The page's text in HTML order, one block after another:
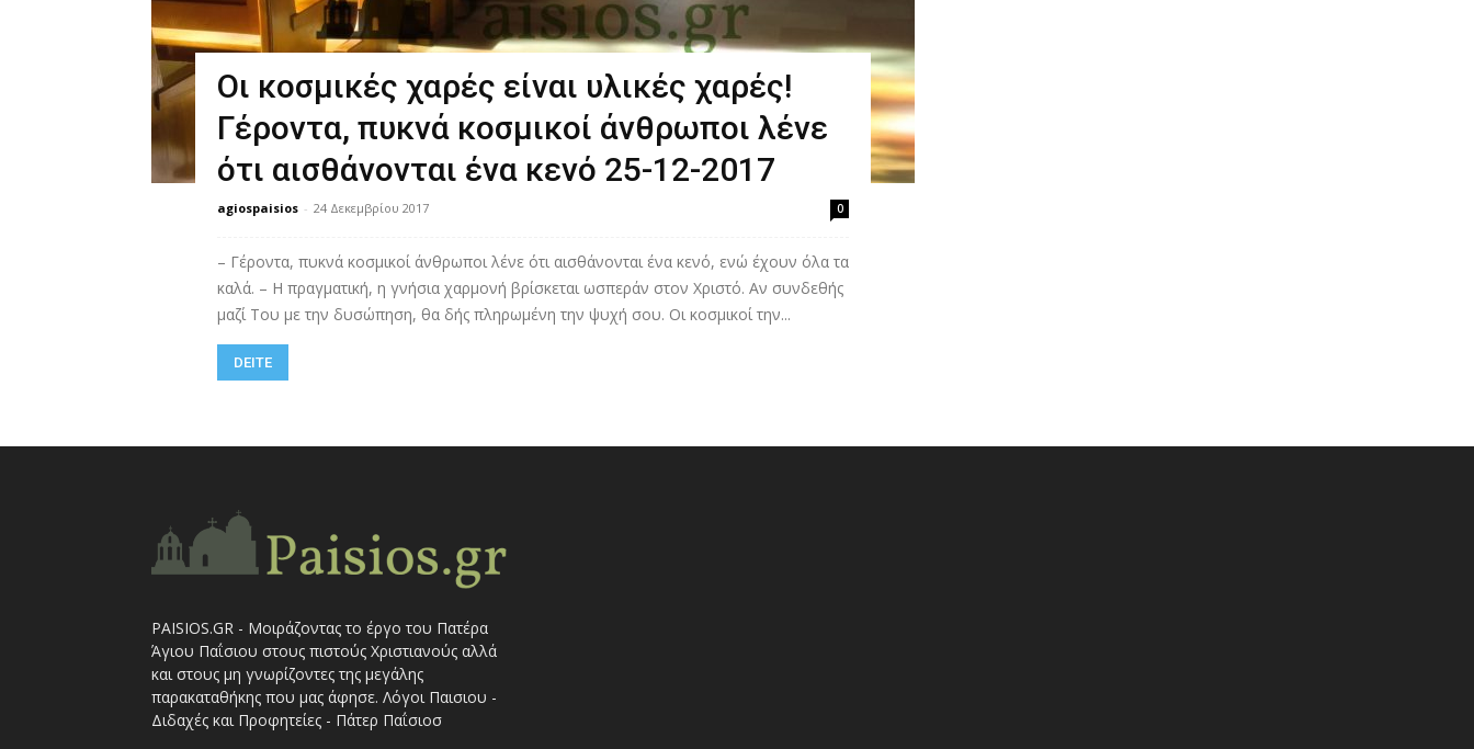
Οι κοσμικές χαρές είναι υλικές χαρές!
Γέροντα, πυκνά κοσμικοί άνθρωποι λένε
ότι αισθάνονται ένα κενό 25-12-2017
agiospaisios - 24 Δεκεμβρίου 2017 0
– Γέροντα, πυκνά κοσμικοί άνθρωποι λένε ότι αισθάνονται ένα κενό, ενώ έχουν όλα τα
καλά. – Η πραγματική, η γνήσια χαρμονή βρίσκεται ωσπεράν στον Χριστό. Αν συνδεθής
μαζί Του με την δυσώπηση, θα δής πληρωμένη την ψυχή σου. Οι κοσμικοί την...
DEITE
PAISIOS.GR - Μοιράζοντας το έργο του Πατέρα
Άγιου Παΐσιου στους πιστούς Χριστιανούς αλλά
και στους μη γνωρίζοντες της μεγάλης
παρακαταθήκης που μας άφησε. Λόγοι Παισιου -
Διδαχές και Προφητείες - Πάτερ Παΐσιοσ